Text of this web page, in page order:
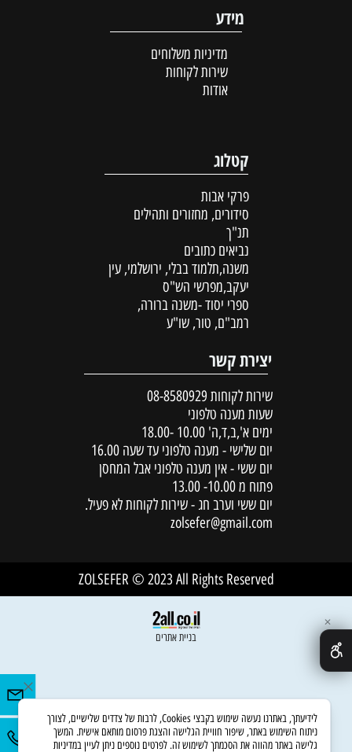
מידע
מדיניות משלוחים
שירות לקוחות
אודות
קטלוג
פרקי אבות
סידורים, מחזורים ותהילים
תנ"ך
נביאים כתובים
משנה,תלמוד בבלי, ירושלמי, עין
יעקב,מפרשי הש"ס
ספרי יסוד -משנה ברורה,
רמב"ם, טור, שו"ע
יצירת קשר
שירות לקוחות 08-8580929
שעות מענה טלפוני
ימים א',ב,ד,ה' 10.00 -18.00
יום שלישי - מענה טלפוני עד שעה 16.00
יום ששי - אין מענה טלפוני אבל המחסן
פתוח מ 10.00- 13.00
יום ששי וערב חג - שירות לקוחות לא פעיל.
zolsefer@gmail.com
ZOLSEFER © 2023 All Rights Reserved
בניית אתרים
✕
לידיעתך, באתרנו נעשה שימוש בקבצי Cookies, לרבות של צדדים שלישיים, לצורך
ניתוח השימוש באתר, שיפור חוויית הגלישה והצגת פרסום מותאם אישית. המשך
גלישה באתר מהווה את הסכמתך לשימוש זה. לפרטים נוספים ניתן לעיין במדיניות